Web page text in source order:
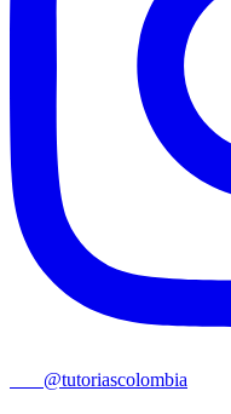
@tutoriascolombia